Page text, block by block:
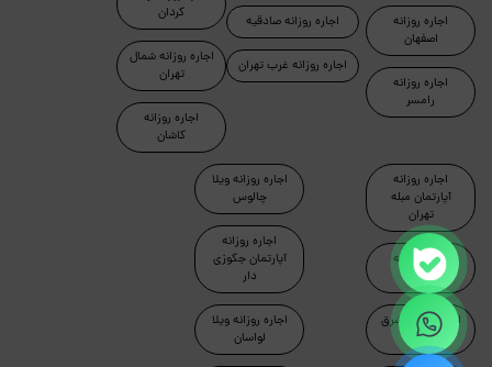
اجاره روزانه
اصفهان
اجاره روزانه
رامسر
اجاره روزانه صادقیه
اجاره روزانه غرب تهران
کردان
اجاره روزانه شمال
تهران
اجاره روزانه
کاشان
اجاره روزانه
آپارتمان مبله
تهران
اجاره روزانه
ماسال
اجاره روزانه شرق
تهران
اجاره روزانه ویلا
چالوس
اجاره روزانه
آپارتمان جکوزی
دار
اجاره روزانه ویلا
لواسان